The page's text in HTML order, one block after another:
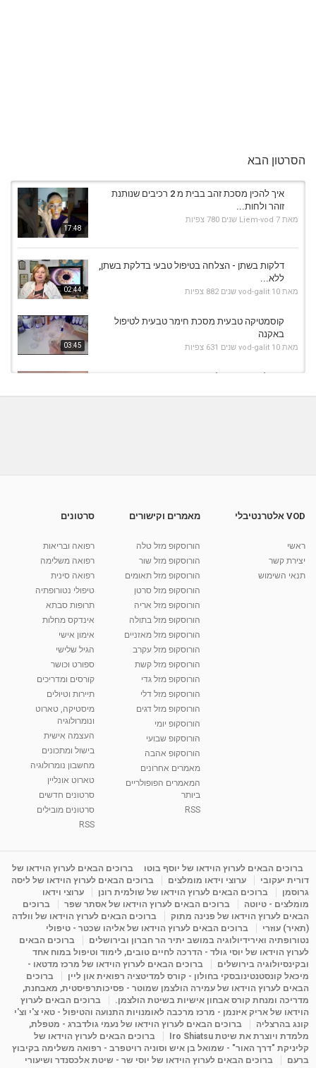
הסרטון הבא
17:48
איך להכין מסכת זהב בבית מ 2 רכיבים שנותנת
זוהר ולחות...
מאת Liem-vod 7 שנים 780 צפיות
02:44
דלקות בשתן - הצלחה בטיפול טבעי בדלקת בשתן,
ללא...
מאת vod-galit 10 שנים 882 צפיות
03:45
קוסמטיקה טבעית מסכת חימר טבעית לטיפול
באקנה
מאת vod-galit 10 שנים 631 צפיות
טיפול פנים טבעי לעור יבש - מסכת פנים מדבש
מאת vod-galit 10 שנים
04:15
מסכה טבעית לשיער - DIY Avocado And
10:17
קרין גורן - העוגה המתגלצ’ת ללא קמח
יוסי שר - מתמחה בשיטת אלכסנדר וטאי צ'י
2,738 צפיות
01:46
רנה רז-גילו -טיפול אנרגטי ויעוץ רוחני - נומרולוגית
2,315 צפיות
סודות בתאריך הלידה, משמעות חודש הלידה -
ינואר זינה ליבשיץ נומרולוגית
09:12
מדיטציה בדמיון מודרך - היכרות עם האני הפנימי
מאת admin 11 שנים 3,649 צפיות
15:49
פנינה מתוק - מרכז "נתיב הלב" בהרצליה-
מדיטציה-התחדשות
מאת Shahar-vod 2,146 צפיות
VOD אלטרנטיבלי
ראשי
יצירת קשר
תנאי השימוש
מאמרים וקישורים
הורוסקופ מזל טלה
הורוסקופ מזל שור
הורוסקופ מזל תאומים
הורוסקופ מזל סרטן
הורוסקופ מזל אריה
הורוסקופ מזל בתולה
הורוסקופ מזל מאזניים
הורוסקופ מזל עקרב
הורוסקופ מזל קשת
הורוסקופ מזל גדי
הורוסקופ מזל דלי
הורוסקופ מזל דגים
הורוסקופ יומי
הורוסקופ שבועי
הורוסקופ אהבה
מאמרים אחרונים
המאמרים הפופולריים
ביותר
RSS
סרטונים
רפואה ובריאות
רפואה משלימה
רפואה סינית
טיפולי נטורופתיה
תרופות סבתא
אינדקס מחלות
אימון אישי
הגיל שלישי
ספורט וכושר
קורסים ומדריכים
תיירות וטיולים
מיסטיקה, טארוט
ונומרולוגיה
העצמה אישית
בישול ומתכונים
מחשבון נומרולוגיה
טארוט אונליין
סרטונים חדשים
סרטונים מובילים
RSS
ברוכים הבאים לערוץ הוידאו של יוסף בוטו
ברוכים הבאים לערוץ הוידאו של
דורית יעקובי
ערוצי וידאו מומלצים
ברוכים הבאים לערוץ הוידאו של ליסה
גרוסמן
ברוכים הבאים לערוץ הוידאו של שולמית רונן
ערוצי וידאו
מומלצים - טיוטה
ברוכים הבאים לערוץ הוידאו של אסתר שפר
ברוכים
הבאים לערוץ הוידאו של פנינה מתוק
ברוכים הבאים לערוץ הוידאו של וולדה
(תאיר) עוזרי
ברוכים הבאים לערוץ הוידאו של אליהו שכטר - טיפולי
נטורופתיה ואירידיולוגיה במושב יתיר הר חברון ובירושלים
ברוכים הבאים
לערוץ הוידאו של יוסי גולד - הדרכה לחיים טובים, לימוד וטיפול במוח אחד
ובקינסיולוגיה בירושלים
ברוכים הבאים לערוץ הוידאו של מרכז מדטאו -
מיכאל קונסטנטינובסקי בחולון - קורס למדיטציה רפואית און ליין
ברוכים
הבאים לערוץ הוידאו של עמירה הולצמן שמוטר - פסיכותרפיסטית, מאבחנת,
מדריכה ומנחת קורס אבחון אישיות בשיטת הולצמן.
ברוכים הבאים לערוץ
הוידאו של אריק איזנמן - מרכז מרכבה לאומנויות התנועה והטיפול - טאי צ'י וצ'י
קונג בהרצליה
ברוכים הבאים לערוץ הוידאו של נעמי גולדברג - מטפלת,
מלמדת ויוצרת את שיטת Iro Shiatsu
ברוכים הבאים לערוץ הוידאו של
קליניקת "דרך האור" - שמואל בן איש וסוניה רויטפרב - רפואה משלימה בקיבוץ
ברעם
ברוכים הבאים לערוץ הוידאו של יוסי שר - שיטת אלכסנדר ושיעורי